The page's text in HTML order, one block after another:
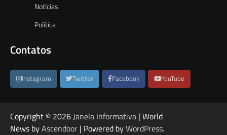
Notícias
Política
Contatos
Instagram Twitter Facebook YouTube
Copyright © 2026Janela Informativa | World
News byAscendoor | Powered byWordPress.